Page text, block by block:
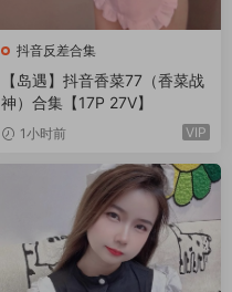
抖音反差合集
【岛遇】抖音香菜77（香菜战
神）合集【17P 27V】
1小时前 VIP